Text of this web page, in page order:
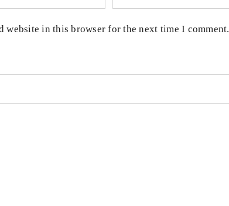
website in this browser for the next time I comment.